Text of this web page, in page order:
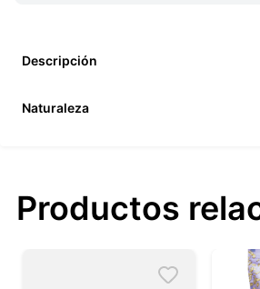
Descripción
Naturaleza
Productos